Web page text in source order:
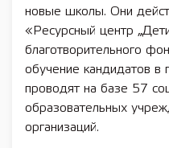
новые школы. Они
«Ресурсный центр
благотворительного
обучение кандидатов в
проводят на базе 57
образовательных
организаций.